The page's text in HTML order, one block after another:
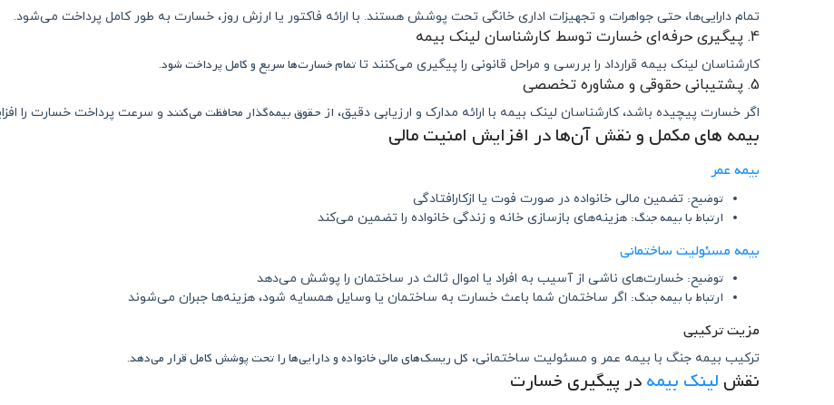
تمام دارایی‌ها، حتی جواهرات و تجهیزات اداری خانگی تحت پوشش هستند. با ارائه فاکتور یا ارزش روز، خسارت به طور کامل پرداخت می‌شود.
4. پیگیری حرفه‌ای خسارت توسط کارشناسان لینک بیمه
کارشناسان لینک بیمه قرارداد را بررسی و مراحل قانونی را پیگیری می‌کنند تا تمام خسارت‌ها سریع و کامل پرداخت شود.
5. پشتیبانی حقوقی و مشاوره تخصصی
اگر خسارت پیچیده باشد، کارشناسان لینک بیمه با ارائه مدارک و ارزیابی دقیق، از حقوق بیمه‌گذار محافظت می‌کنند و سرعت پرداخت خسارت را
بیمه‌ های مکمل و نقش آن‌ها در افزایش امنیت مالی
بیمه عمر
توضیح: تضمین مالی خانواده در صورت فوت یا ازکارافتادگی
ارتباط با بیمه جنگ: هزینه‌های بازسازی خانه و زندگی خانواده را تضمین می‌کند
بیمه مسئولیت ساختمانی
توضیح: خسارت‌های ناشی از آسیب به افراد یا اموال ثالث در ساختمان را پوشش می‌دهد
ارتباط با بیمه جنگ: اگر ساختمان شما باعث خسارت به ساختمان یا وسایل همسایه شود، هزینه‌ها جبران می‌شوند
مزیت ترکیبی
ترکیب بیمه جنگ با بیمه عمر و مسئولیت ساختمانی، کل ریسک‌های مالی خانواده و دارایی‌ها را تحت پوشش کامل قرار می‌دهد.
نقش لینک بیمهدر پیگیری خسارت